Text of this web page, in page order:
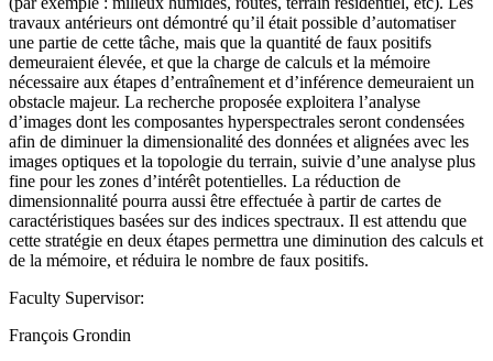
travaux antérieurs ont démontré qu’il était possible d’automatiser
une partie de cette tâche, mais que la quantité de faux positifs
demeuraient élevée, et que la charge de calculs et la mémoire
nécessaire aux étapes d’entraînement et d’inférence demeuraient un
obstacle majeur. La recherche proposée exploitera l’analyse
d’images dont les composantes hyperspectrales seront condensées
afin de diminuer la dimensionalité des données et alignées avec les
images optiques et la topologie du terrain, suivie d’une analyse plus
fine pour les zones d’intérêt potentielles. La réduction de
dimensionnalité pourra aussi être effectuée à partir de cartes de
caractéristiques basées sur des indices spectraux. Il est attendu que
cette stratégie en deux étapes permettra une diminution des calculs et
de la mémoire, et réduira le nombre de faux positifs.
Faculty Supervisor:
François Grondin